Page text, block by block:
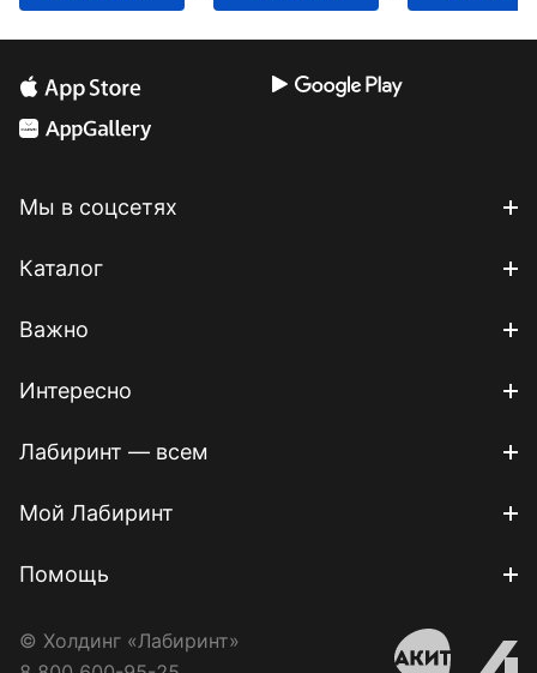
Мы в соцсетях
Каталог
Важно
Интересно
Лабиринт — всем
Мой Лабиринт
Помощь
© Холдинг «Лабиринт»